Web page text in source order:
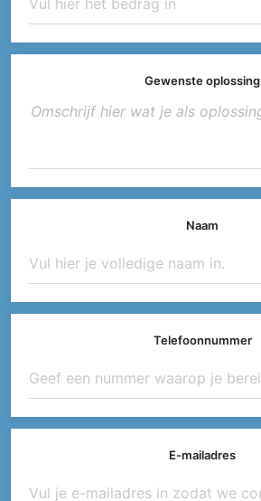
Gewenste oplossing
Naam
Telefoonnummer
E-mailadres